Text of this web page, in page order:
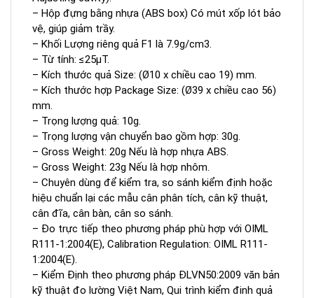
– Hộp đựng bằng nhựa (ABS box) Có mút xốp lót bảo
vệ, giúp giảm trầy.
– Khối Lượng riêng quả F1 là 7.9g/cm3.
– Từ tính: ≤25μT.
– Kích thước quả Size: (Ø10 x chiều cao 19) mm.
– Kích thước hợp Package Size: (Ø39 x chiều cao 56)
mm.
– Trọng lượng quả: 10g.
– Trọng lượng vận chuyển bao gồm hợp: 30g.
– Gross Weight: 20g Nếu là hợp nhựa ABS.
– Gross Weight: 23g Nếu là hợp nhôm.
– Chuyên dùng để kiểm tra, so sánh kiểm định hoặc
hiệu chuẩn lại các mẫu cân phân tích, cân kỹ thuật,
cân đĩa, cân bàn, cân so sánh.
– Đo trực tiếp theo phương pháp phù hợp với OIML
R111-1:2004(E), Calibration Regulation: OIML R111-
1:2004(E).
– Kiểm Định theo phương pháp ĐLVN50:2009 văn bản
kỹ thuật đo lường Việt Nam, Qui trình kiểm đinh quả